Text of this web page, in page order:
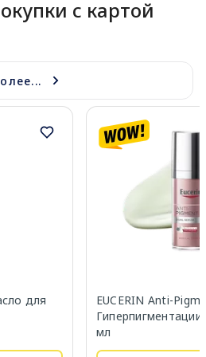
с картой
для
EUCERIN Anti-
мл